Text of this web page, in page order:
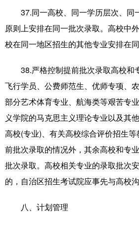
37.同一高校、同一学历层次、同
原则上安排在同一批次录取。高校中
校在同一地区招生的其他专业安排在同
38.严格控制提前批次录取高校和专
飞行学员、公费师范生、优师专项、
部分艺术体育专业、航海类等艰苦专
义学院的马克思主义理论专业以及其
高校(专业)、有关高校综合评价招生
前批次录取的情况外，其余高校和专
批次录取。高校相关专业的录取批次
的，自治区招生考试院应事先与高校沟
八、计划管理